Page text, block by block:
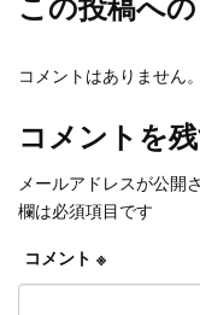
コメントはありません。
コメントを
メールアドレスが公開
欄は必須項目です
コメント ※